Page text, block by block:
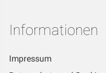
Informationen
Impressum